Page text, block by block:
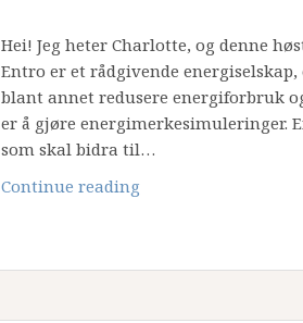
Hei! Jeg heter Charlotte, og denne
Entro er et rådgivende
blant annet redusere energiforbruk
er å gjøre
som skal bidra til…
Continue reading